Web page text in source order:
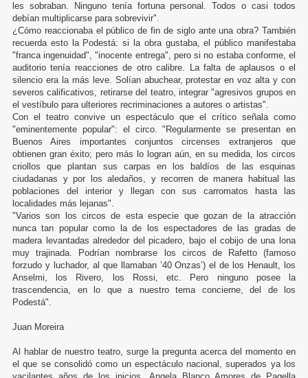
les sobraban. Ninguno tenía fortuna personal. Todos o casi todos
debían multiplicarse para sobrevivir".
¿Cómo reaccionaba el público de fin de siglo ante una obra? También
recuerda esto la Podestá: si la obra gustaba, el público manifestaba
"franca ingenuidad", "inocente entrega", pero si no estaba conforme, el
auditorio tenía reacciones de otro calibre. La falta de aplausos o el
silencio era la más leve. Solían abuchear, protestar en voz alta y con
severos calificativos, retirarse del teatro, integrar "agresivos grupos en
el vestíbulo para ulteriores recriminaciones a autores o artistas".
Con el teatro convive un espectáculo que el crítico señala como
"eminentemente popular": el circo. "Regularmente se presentan en
Buenos Aires importantes conjuntos circenses extranjeros que
obtienen gran éxito; pero más lo logran aún, en su medida, los circos
criollos que plantan sus carpas en los baldíos de las esquinas
ciudadanas y por los aledaños, y recorren de manera habitual las
poblaciones del interior y llegan con sus carromatos hasta las
localidades más lejanas".
"Varios son los circos de esta especie que gozan de la atracción
nunca tan popular como la de los espectadores de las gradas de
madera levantadas alrededor del picadero, bajo el cobijo de una lona
muy trajinada. Podrían nombrarse los circos de Rafetto (famoso
forzudo y luchador, al que llamaban ’40 Onzas’) el de los Henault, los
Anselmi, los Rivero, los Rossi, etc. Pero ninguno posee la
trascendencia, en lo que a nuestro tema concierne, del de los
Podestá".
Juan Moreira
Al hablar de nuestro teatro, surge la pregunta acerca del momento en
el que se consolidó como un espectáculo nacional, superados ya los